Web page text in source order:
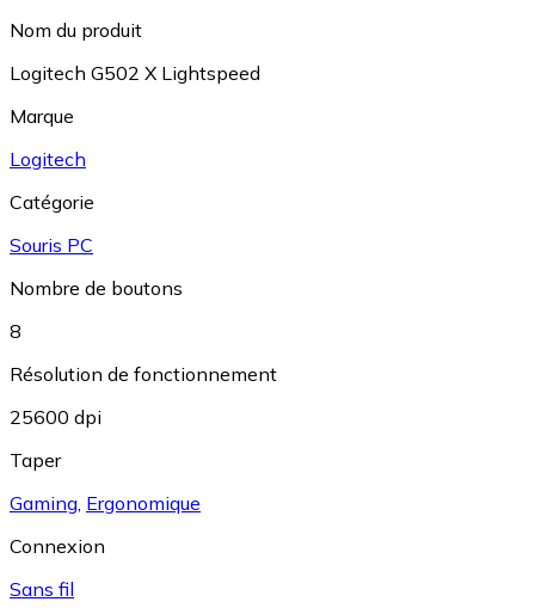
Nom du produit
Logitech G502 X Lightspeed
Marque
Logitech
Catégorie
Souris PC
Nombre de boutons
8
Résolution de fonctionnement
25600 dpi
Taper
Gaming Ergonomique
Connexion
Sans fil